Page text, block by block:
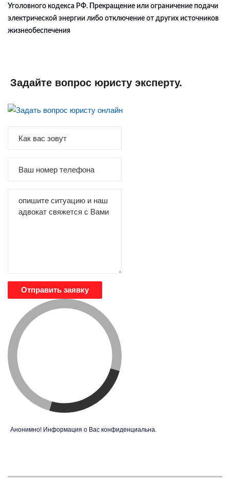
Уголовного кодекса РФ. Прекращение или ограничение подачи
электрической энергии либо отключение от других источников
жизнеобеспечения
Задайте вопрос юристу эксперту.
Отправить заявку
Анонимно! Информация о Вас конфиденциальна.